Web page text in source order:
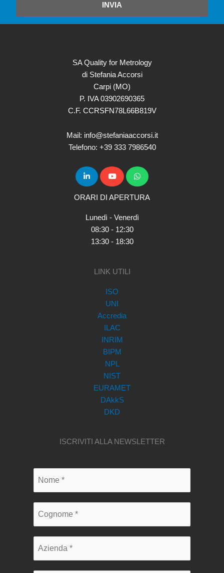
INVIA
SA Quality for Metrology
di Stefania Accorsi
Carpi (MO)
P. IVA 03902690365
C.F. CCRSFN78L66B819V
Mail: info@stefaniaaccorsi.it
Telefono: +39 333 7986540
ORARI DI APERTURA
Lunedì - Venerdì
08:30 - 12:30
13:30 - 18:30
LINK UTILI
ISO
UNI
Accredia
ILAC
INRIM
BIPM
NPL
NIST
EURAMET
DAkkS
DKD
ISCRIVITI ALLA NEWSLETTER